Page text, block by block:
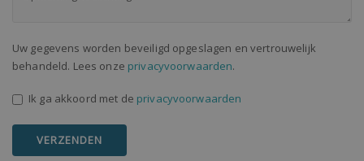
Uw gegevens worden beveiligd opgeslagen en vertrouwelijk
behandeld. Lees onze privacyvoorwaarden.
Ik ga akkoord met de privacyvoorwaarden
VERZENDEN